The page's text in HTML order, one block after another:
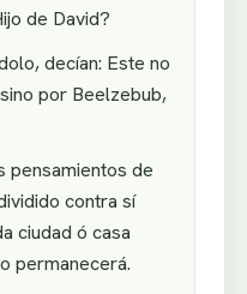
de David?
decían: Este no
por Beelzebub,
pensamientos de
contra sí
ciudad ó casa
permanecerá.